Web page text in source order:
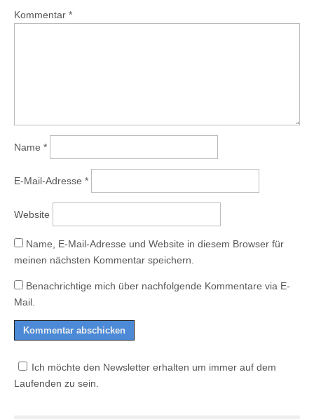
Kommentar *
Name *
E-Mail-Adresse *
Website
Name, E-Mail-Adresse und Website in diesem Browser für
meinen nächsten Kommentar speichern.
Benachrichtige mich über nachfolgende Kommentare via E-
Mail.
Ich möchte den Newsletter erhalten um immer auf dem
Laufenden zu sein.